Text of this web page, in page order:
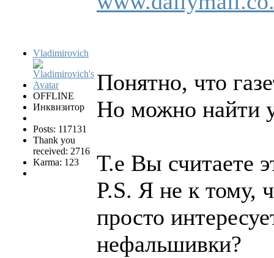
Vladimirovich
OFFLINE
Инквизитор
Posts: 117131
Thank you
received: 2716
Karma: 123
Понятно, что
Но можно найти
Т.е Вы считаете
P.S. Я не к тому,
просто
нефальшивки?